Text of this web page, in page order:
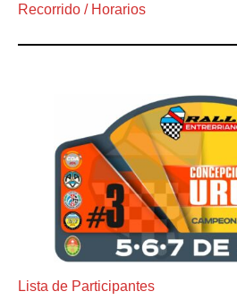
Recorrido / Horarios
Lista de Participantes